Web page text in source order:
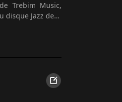
Trebim Music,
disque Jazz de…